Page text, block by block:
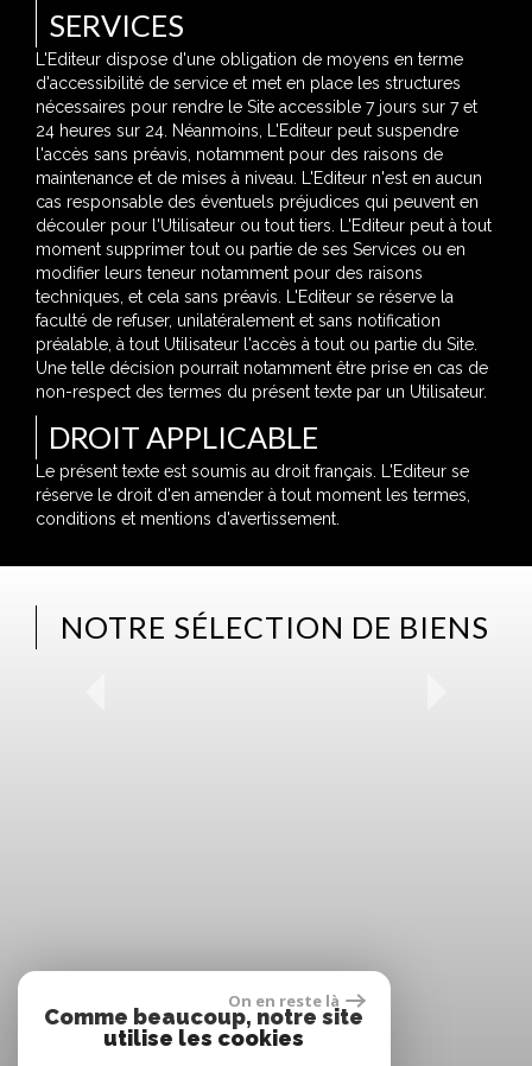
SERVICES
L'Editeur dispose d'une obligation de moyens en terme
d'accessibilité de service et met en place les structures
nécessaires pour rendre le Site accessible 7 jours sur 7 et
24 heures sur 24. Néanmoins, L'Editeur peut suspendre
l'accès sans préavis, notamment pour des raisons de
maintenance et de mises à niveau. L'Editeur n'est en aucun
cas responsable des éventuels préjudices qui peuvent en
découler pour l'Utilisateur ou tout tiers. L'Editeur peut à tout
moment supprimer tout ou partie de ses Services ou en
modifier leurs teneur notamment pour des raisons
techniques, et cela sans préavis. L'Editeur se réserve la
faculté de refuser, unilatéralement et sans notification
préalable, à tout Utilisateur l'accès à tout ou partie du Site.
Une telle décision pourrait notamment être prise en cas de
non-respect des termes du présent texte par un Utilisateur.
DROIT APPLICABLE
Le présent texte est soumis au droit français. L'Editeur se
réserve le droit d'en amender à tout moment les termes,
conditions et mentions d'avertissement.
NOTRE SÉLECTION DE BIENS
On en reste là
Comme beaucoup, notre site
utilise les cookies